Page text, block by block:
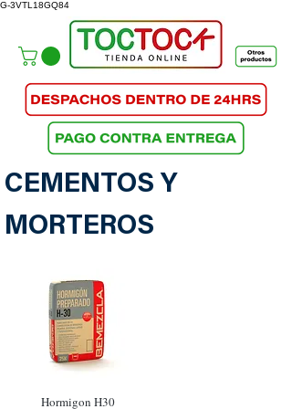
G-3VTL18GQ84
CEMENTOS Y
MORTEROS
Hormigon H30